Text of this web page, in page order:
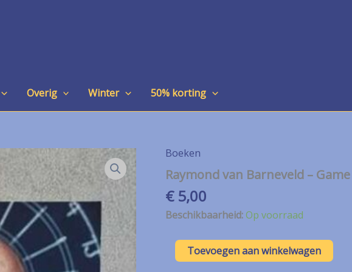
Overig Winter 50% korting
Boeken
Raymond van Barneveld –
€5,00
Beschikbaarheid:Op voorraad
Raymond
van
Toevoegen aan winkelwagen